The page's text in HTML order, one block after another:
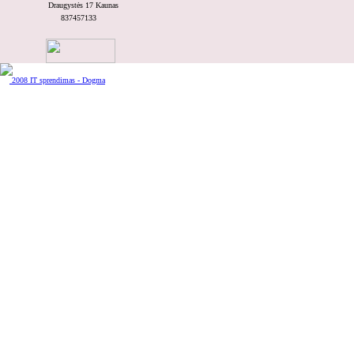
Draugystės 17 Kaunas
837457133
2008 IT sprendimas - Dogma